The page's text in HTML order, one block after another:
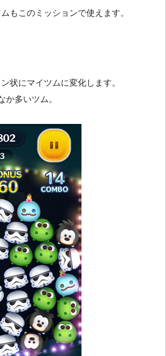
もこのミッションで使えます。
状にマイツムに変化します。
か多いツム。